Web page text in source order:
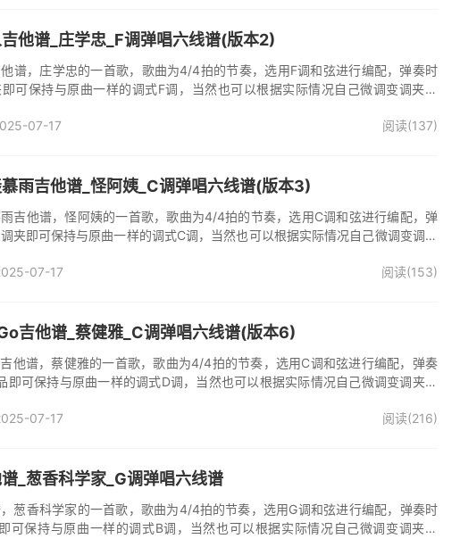
他谱_庄学忠_F调弹唱六线谱(版本2)
谱，庄学忠的一首歌，歌曲为4/4拍的节奏，选用F调和弦进行编配，弹奏时
可保持与原曲一样的调式F调，当然也可以根据实际情况自己微调变调夹品
忠演唱的一首经典歌曲。本吉他谱根据原版F调指法编配，完整的前奏、间奏
07-17 阅读(137)
雨吉他谱_怪阿姨_C调弹唱六线谱(版本3)
吉他谱，怪阿姨的一首歌，歌曲为4/4拍的节奏，选用C调和弦进行编配，弹
夹即可保持与原曲一样的调式C调，当然也可以根据实际情况自己微调变调夹
《羡慕风羡慕雨》原版吉他谱，完整的前奏、间奏、尾奏solo编配，精编完美
07-17 阅读(153)
吉他谱_蔡健雅_C调弹唱六线谱(版本6)
他谱，蔡健雅的一首歌，歌曲为4/4拍的节奏，选用C调和弦进行编配，弹奏
即可保持与原曲一样的调式D调，当然也可以根据实际情况自己微调变调夹品
07-17 阅读(216)
_葱香科学家_G调弹唱六线谱
葱香科学家的一首歌，歌曲为4/4拍的节奏，选用G调和弦进行编配，弹奏时
可保持与原曲一样的调式B调，当然也可以根据实际情况自己微调变调夹品